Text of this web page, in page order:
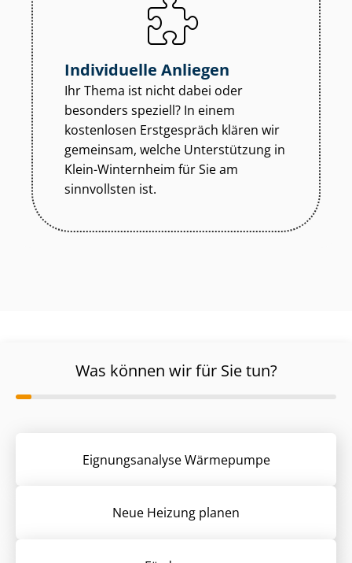
Individuelle Anliegen
Ihr Thema ist nicht dabei oder
besonders speziell? In einem
kostenlosen Erstgespräch klären wir
gemeinsam, welche Unterstützung in
Klein-Winternheim für Sie am
sinnvollsten ist.
Was können wir für Sie tun?
Eignungsanalyse Wärmepumpe
Neue Heizung planen